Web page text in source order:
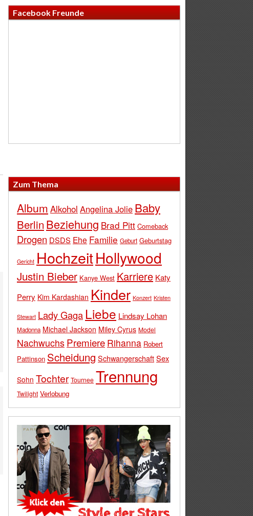
Facebook Freunde
Zum Thema
Album Alkohol Angelina Jolie Baby
Berlin Beziehung Brad Pitt Comeback
Drogen DSDS Ehe Familie Geburt Geburtstag
Gericht HochzeitHollywood
Justin Bieber Kanye West Karriere Katy
Perry Kim Kardashian Kinder Konzert Kristen
Stewart Lady Gaga Liebe Lindsay Lohan
Madonna Michael Jackson Miley Cyrus Model
Nachwuchs Premiere Rihanna Robert
Pattinson Scheidung SchwangerschaftSex
Sohn Tochter Tournee Trennung
Twilight Verlobung